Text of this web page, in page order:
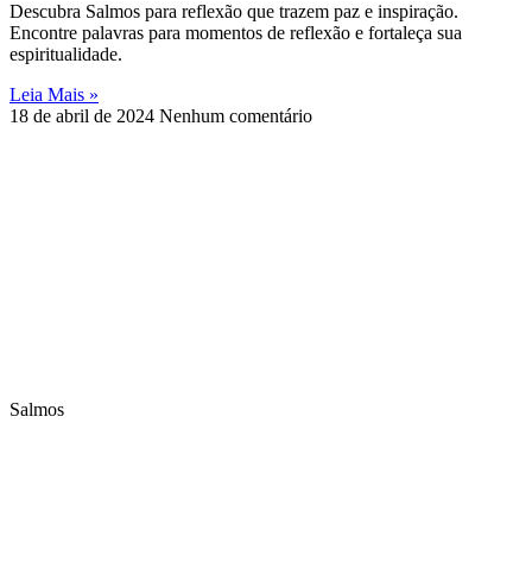
Descubra Salmos para reflexão que trazem paz e inspiração.
Encontre palavras para momentos de reflexão e fortaleça sua
espiritualidade.
Leia Mais »
18 de abril de 2024 Nenhum comentário
Salmos